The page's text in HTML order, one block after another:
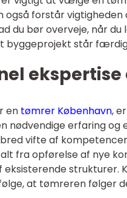
også forstår
du bør overveje, når
byggeprojekt står
en tømrer København,
nødvendige erfaring
vifte af
fra opførelse af nye
eksisterende
at tømreren følger